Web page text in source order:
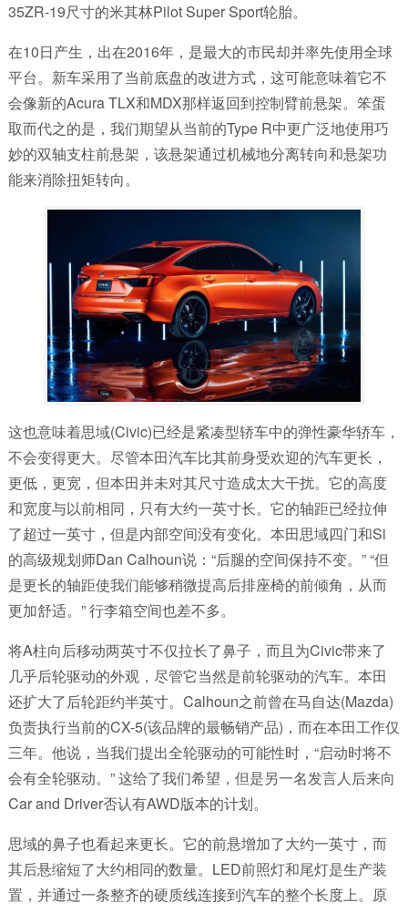
35ZR-19尺寸的米其林Pilot Super Sport轮胎。
在10日产生，出在2016年，是最大的市民却并率先使用全球
平台。新车采用了当前底盘的改进方式，这可能意味着它不
会像新的Acura TLX和MDX那样返回到控制臂前悬架。笨蛋
取而代之的是，我们期望从当前的Type R中更广泛地使用巧
妙的双轴支柱前悬架，该悬架通过机械地分离转向和悬架功
能来消除扭矩转向。
这也意味着思域(Civic)已经是紧凑型轿车中的弹性豪华轿车，
不会变得更大。尽管本田汽车比其前身受欢迎的汽车更长，
更低，更宽，但本田并未对其尺寸造成太大干扰。它的高度
和宽度与以前相同，只有大约一英寸长。它的轴距已经拉伸
了超过一英寸，但是内部空间没有变化。本田思域四门和Si
的高级规划师Dan Calhoun说：“后腿的空间保持不变。” “但
是更长的轴距使我们能够稍微提高后排座椅的前倾角，从而
更加舒适。” 行李箱空间也差不多。
将A柱向后移动两英寸不仅拉长了鼻子，而且为Civic带来了
几乎后轮驱动的外观，尽管它当然是前轮驱动的汽车。本田
还扩大了后轮距约半英寸。Calhoun之前曾在马自达(Mazda)
负责执行当前的CX-5(该品牌的最畅销产品)，而在本田工作仅
三年。他说，当我们提出全轮驱动的可能性时，“启动时将不
会有全轮驱动。” 这给了我们希望，但是另一名发言人后来向
Car and Driver否认有AWD版本的计划。
思域的鼻子也看起来更长。它的前悬增加了大约一英寸，而
其后悬缩短了大约相同的数量。LED前照灯和尾灯是生产装
置，并通过一条整齐的硬质线连接到汽车的整个长度上。原